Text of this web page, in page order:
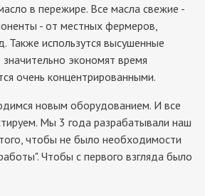
в пережире. Все масла свежие -
- от местных фермеров,
Также использутся высушенные
экономят время
очень концентрированными.
новым оборудованием. И все
Мы 3 года разрабатывали наш
чтобы не было необходимости
Чтобы с первого взгляда было